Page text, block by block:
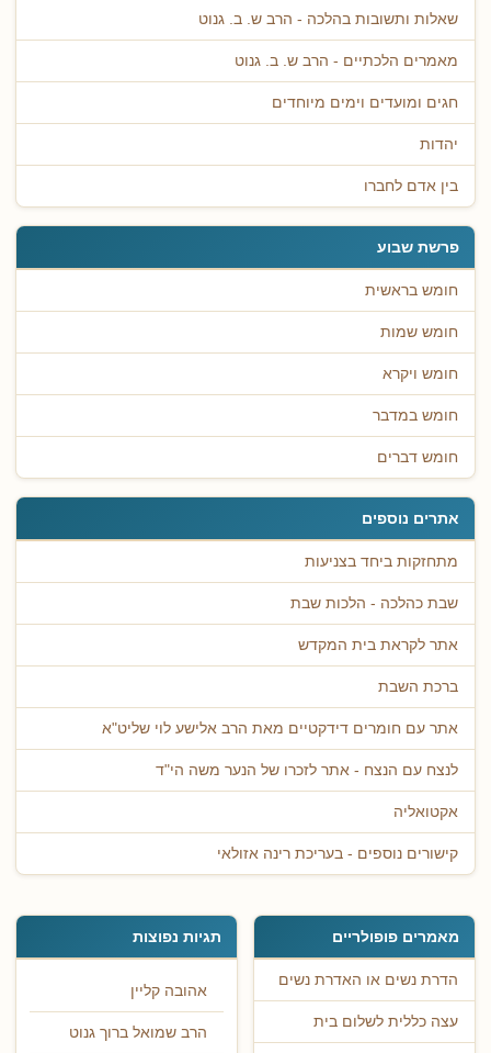
שאלות ותשובות בהלכה - הרב ש. ב. גנוט
מאמרים הלכתיים - הרב ש. ב. גנוט
חגים ומועדים וימים מיוחדים
יהדות
בין אדם לחברו
פרשת שבוע
חומש בראשית
חומש שמות
חומש ויקרא
חומש במדבר
חומש דברים
אתרים נוספים
מתחזקות ביחד בצניעות
שבת כהלכה - הלכות שבת
אתר לקראת בית המקדש
ברכת השבת
אתר עם חומרים דידקטיים מאת הרב אלישע לוי שליט"א
לנצח עם הנצח - אתר לזכרו של הנער משה הי"ד
אקטואליה
קישורים נוספים - בעריכת רינה אזולאי
מאמרים פופולריים
הדרת נשים או האדרת נשים
עצה כללית לשלום בית
תגיות נפוצות
אהובה קליין
הרב שמואל ברוך גנוט